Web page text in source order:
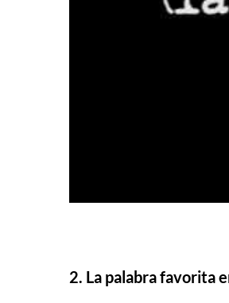
2. La palabra favorita